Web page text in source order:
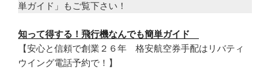
単ガイド」もご覧下さい！
知って得する！飛行機なんでも簡単ガイド
【安心と信頼で創業２６年 格安航空券手配はリバティ
ウイング電話予約で！】